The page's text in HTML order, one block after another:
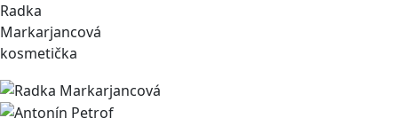
Radka
Markarjancová
kosmetička